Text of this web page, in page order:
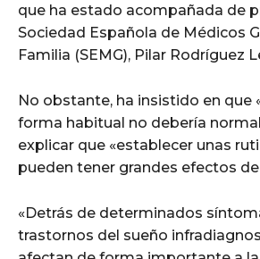
que ha estado acompañada de
Sociedad Española de Médicos
Familia (SEMG), Pilar Rodríguez
No obstante, ha insistido en que
forma habitual no debería
explicar que «establecer unas
pueden tener grandes efectos
«Detrás de determinados
trastornos del sueño